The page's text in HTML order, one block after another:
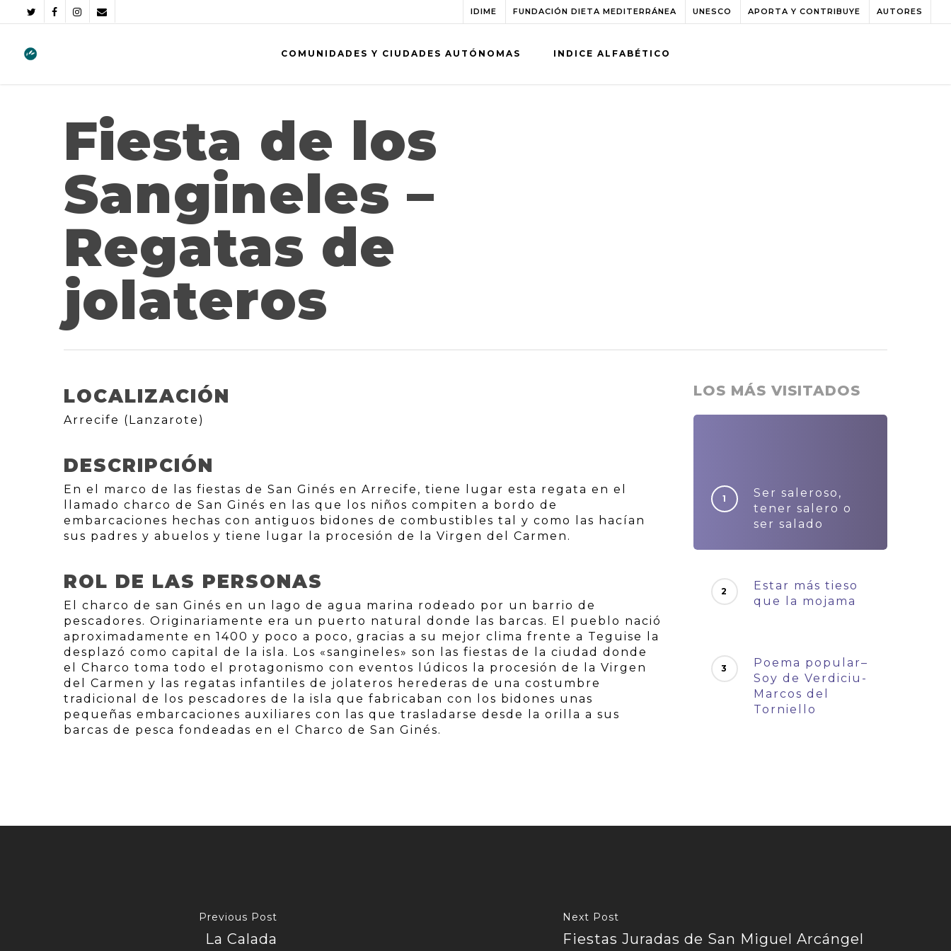
IDIME FUNDACIÓN DIETA MEDITERRÁNEA UNESCO APORTA Y CONTRIBUYE AUTORES
COMUNIDADES Y CIUDADES AUTÓNOMAS INDICE ALFABÉTICO
Fiesta de los
Sangineles –
Regatas de
jolateros
LOCALIZACIÓN
Arrecife (Lanzarote)
DESCRIPCIÓN
En el marco de las fiestas de San Ginés en Arrecife, tiene lugar esta regata en el
llamado charco de San Ginés en las que los niños compiten a bordo de
embarcaciones hechas con antiguos bidones de combustibles tal y como las hacían
sus padres y abuelos y tiene lugar la procesión de la Virgen del Carmen.
ROL DE LAS PERSONAS
El charco de san Ginés en un lago de agua marina rodeado por un barrio de
pescadores. Originariamente era un puerto natural donde las barcas. El pueblo nació
aproximadamente en 1400 y poco a poco, gracias a su mejor clima frente a Teguise la
desplazó como capital de la isla. Los «sangineles» son las fiestas de la ciudad donde
el Charco toma todo el protagonismo con eventos lúdicos la procesión de la Virgen
del Carmen y las regatas infantiles de jolateros herederas de una costumbre
tradicional de los pescadores de la isla que fabricaban con los bidones unas
pequeñas embarcaciones auxiliares con las que trasladarse desde la orilla a sus
barcas de pesca fondeadas en el Charco de San Ginés.
LOS MÁS VISITADOS
Ser saleroso,
tener salero o
ser salado
Estar más tieso
que la mojama
Poema popular–
Soy de Verdiciu-
Marcos del
Torniello
Previous Post
La Calada
Next Post
Fiestas Juradas de San Miguel Arcángel